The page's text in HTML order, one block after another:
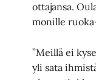
ottajansa.
monille
”Meillä ei
yli sata